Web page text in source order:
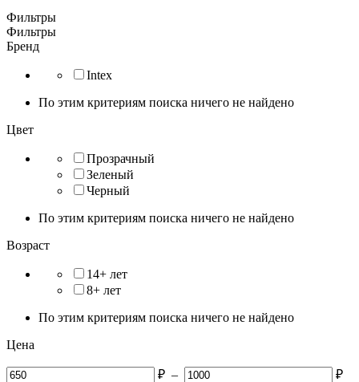
Фильтры
Фильтры
Бренд
Intex
По этим критериям поиска ничего не найдено
Цвет
Прозрачный
Зеленый
Черный
По этим критериям поиска ничего не найдено
Возраст
14+ лет
8+ лет
По этим критериям поиска ничего не найдено
Цена
₽ – ₽